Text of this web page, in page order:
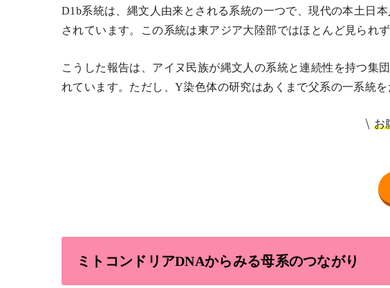
D1b系統は、縄文人由来とされる系統の一つで、現代の本土日
されています。この系統は東アジア大陸部ではほとんど見られ
こうした報告は、アイヌ民族が縄文人の系統と連続性を持つ集
れています。ただし、Y染色体の研究はあくまで父系の一系統
お
ミトコンドリアDNAからみる母系のつながり